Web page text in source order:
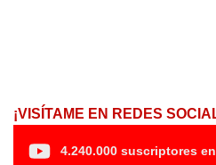
¡VISÍTAME EN REDES
4.240.000 suscriptores